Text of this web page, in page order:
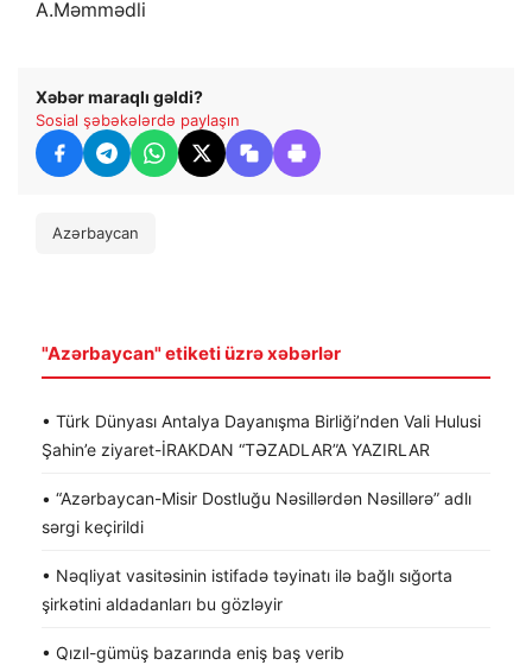
A.Məmmədli
Xəbər maraqlı gəldi?
Sosial şəbəkələrdə paylaşın
Azərbaycan
"Azərbaycan" etiketi üzrə xəbərlər
• Türk Dünyası Antalya Dayanışma Birliği’nden Vali Hulusi
Şahin’e ziyaret-İRAKDAN “TƏZADLAR”A YAZIRLAR
• “Azərbaycan-Misir Dostluğu Nəsillərdən Nəsillərə” adlı
sərgi keçirildi
• Nəqliyat vasitəsinin istifadə təyinatı ilə bağlı sığorta
şirkətini aldadanları bu gözləyir
• Qızıl-gümüş bazarında eniş baş verib